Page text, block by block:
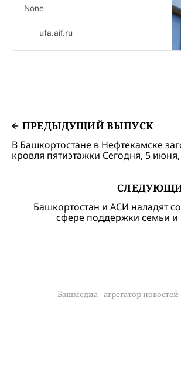
None
ufa.aif.ru
ПРЕДЫДУЩИЙ ВЫПУСК
В Башкортостане в Нефтекамске
кровля пятиэтажки Сегодня, 5 июня,
Башкортостан и АСИ наладят
сфере поддержки семьи и
Башмедиа - агрегатор новостей